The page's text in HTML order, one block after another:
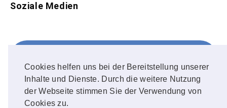
Cookies helfen uns bei der Bereitstellung unserer
Inhalte und Dienste. Durch die weitere Nutzung
der Webseite stimmen Sie der Verwendung von
Cookies zu.
Soziale Medien
FOLLOW ME!
Instagram
OUR PHOTOS!